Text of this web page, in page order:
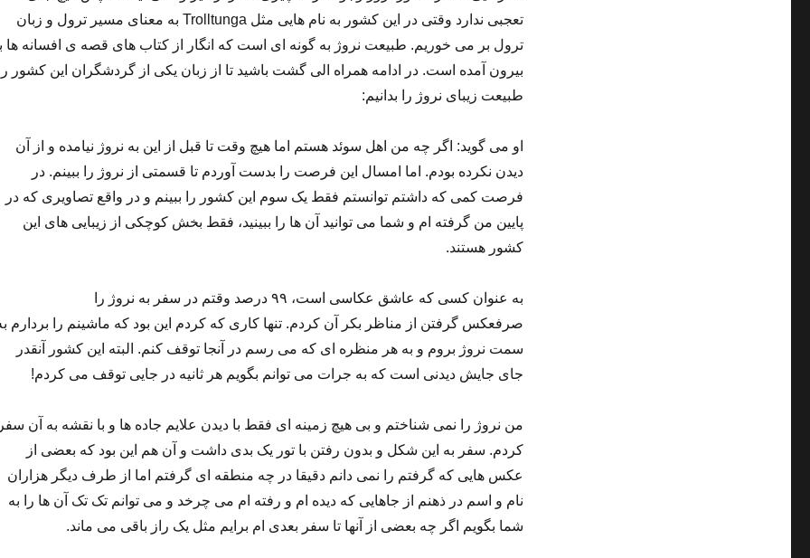
تعجبی ندارد وقتی در این کشور به نام هایی مثل Trolltunga به معنای مسیر ترول و زبان
ترول بر می خوریم. طبیعت نروژ به گونه ای است که انگار از کتاب های قصه ی افسانه ها
بیرون آمده است. در ادامه همراه الی گشت باشید تا از زبان یکی از گردشگران این کشور
طبیعت زیبای نروژ را بدانیم:
او می گوید: اگر چه من اهل سوئد هستم اما هیچ وقت تا قبل از این به نروژ نیامده و از آن
دیدن نکرده بودم. اما امسال این فرصت را بدست آوردم تا قسمتی از نروژ را ببینم. در
فرصت کمی که داشتم توانستم فقط یک سوم این کشور را ببینم و در واقع تصاویری که در
پایین من گرفته ام و شما می توانید آن ها را ببینید، فقط بخش کوچکی از زیبایی های این
کشور هستند.
به عنوان کسی که عاشق عکاسی است، ۹۹ درصد وقتم در سفر به نروژ را
صرفعکس گرفتن از مناظر بکر آن کردم. تنها کاری که کردم این بود که ماشینم را بردارم
سمت نروژ بروم و به هر منظره ای که می رسم در آنجا توقف کنم. البته این کشور آنقدر
جای جایش دیدنی است که به جرات می توانم بگویم هر ثانیه در جایی توقف می کردم!
من نروژ را نمی شناختم و بی هیچ زمینه ای فقط با دیدن علایم جاده ها و با نقشه به آن
کردم. سفر به این شکل و بدون رفتن با تور یک بدی داشت و آن هم این بود که بعضی از
عکس هایی که گرفتم را نمی دانم دقیقا در چه منطقه ای گرفتم اما از طرف دیگر هزاران
نام و اسم در ذهنم از جاهایی که دیده ام و رفته ام می چرخد و می توانم تک تک آن ها را به
شما بگویم اگر چه بعضی از آنها تا سفر بعدی ام برایم مثل یک راز باقی می ماند.